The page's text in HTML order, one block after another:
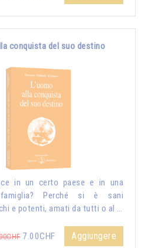
conquista del suo destino
in un certo paese e in una
famiglia? Perché si è sani
e potenti, amati da tutti o al …
7.00CHF Aggiungere